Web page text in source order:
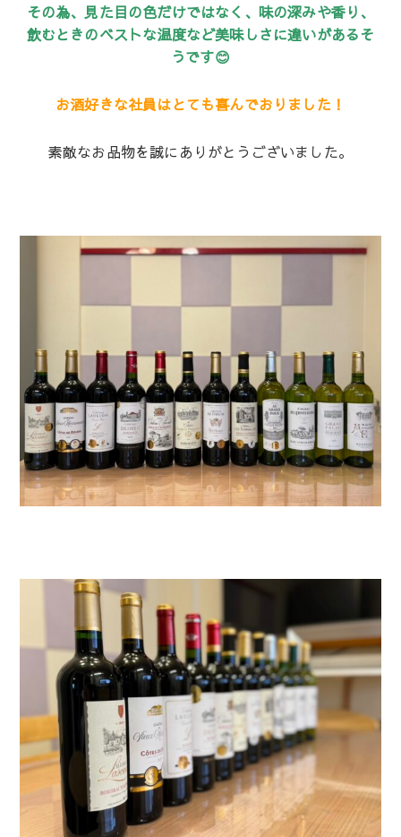
その為、見た目の色だけではなく、味の深みや香り、
飲むときのベストな温度など美味しさに違いがあるそ
うです😊
お酒好きな社員はとても喜んでおりました！
素敵なお品物を誠にありがとうございました。